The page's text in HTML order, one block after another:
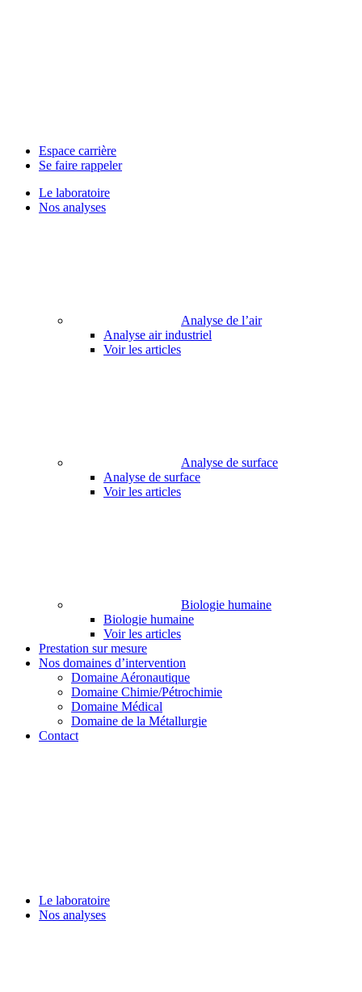
Espace carrière
Se faire rappeler
Le laboratoire
Nos analyses
Analyse de l’air
Analyse air industriel
Voir les articles
Analyse de surface
Analyse de surface
Voir les articles
Biologie humaine
Biologie humaine
Voir les articles
Prestation sur mesure
Nos domaines d’intervention
Domaine Aéronautique
Domaine Chimie/Pétrochimie
Domaine Médical
Domaine de la Métallurgie
Contact
Le laboratoire
Nos analyses